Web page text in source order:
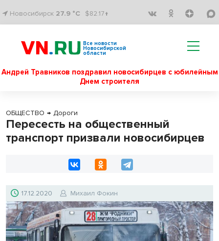
Новосибирск 27.9 °C $82.17↑
Все новости
Новосибирской
области
Андрей Травников поздравил новосибирцев с юбилейным
Днем строителя
ОБЩЕСТВО → Дороги
Пересесть на общественный
транспорт призвали новосибирцев
17.12.2020 Михаил Фокин